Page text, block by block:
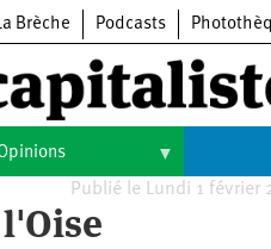
Brèche Podcasts
Publié le Lundi 1 février